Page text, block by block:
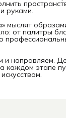
руками.
мыслят
от палитры
и направляем.
каждом этапе